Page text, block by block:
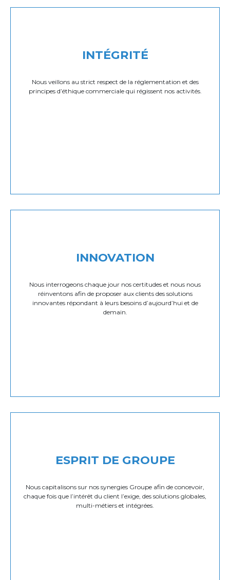
INTÉGRITÉ
Nous veillons au strict respect de la réglementation et des
principes d’éthique commerciale qui régissent nos activités.
INNOVATION
Nous interrogeons chaque jour nos certitudes et nous nous
réinventons afin de proposer aux clients des solutions
innovantes répondant à leurs besoins d’aujourd’hui et de
demain.
ESPRIT DE GROUPE
Nous capitalisons sur nos synergies Groupe afin de concevoir,
chaque fois que l’intérêt du client l’exige, des solutions globales,
multi-métiers et intégrées.